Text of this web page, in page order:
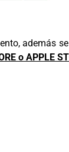
además
o APPLE